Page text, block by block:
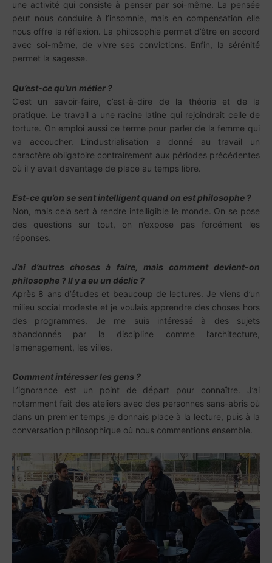
une activité qui consiste à penser par soi-même. La pensée
peut nous conduire à l’insomnie, mais en compensation elle
nous offre la réflexion. La philosophie permet d’être en accord
avec soi-même, de vivre ses convictions. Enfin, la sérénité
permet la sagesse.
Qu’est-ce qu’un métier ?
C’est un savoir-faire, c’est-à-dire de la théorie et de la
pratique. Le travail a une racine latine qui rejoindrait celle de
torture. On emploi aussi ce terme pour parler de la femme qui
va accoucher. L’industrialisation a donné au travail un
caractère obligatoire contrairement aux périodes précédentes
où il y avait davantage de place au temps libre.
Est-ce qu’on se sent intelligent quand on est philosophe ?
Non, mais cela sert à rendre intelligible le monde. On se pose
des questions sur tout, on n’expose pas forcément les
réponses.
J’ai d’autres choses à faire, mais comment devient-on
philosophe ? Il y a eu un déclic ?
Après 8 ans d’études et beaucoup de lectures. Je viens d’un
milieu social modeste et je voulais apprendre des choses hors
des programmes. Je me suis intéressé à des sujets
abandonnés par la discipline comme l’architecture,
l’aménagement, les villes.
Comment intéresser les gens ?
L’ignorance est un point de départ pour connaître. J’ai
notamment fait des ateliers avec des personnes sans-abris où
dans un premier temps je donnais place à la lecture, puis à la
conversation philosophique où nous commentions ensemble.